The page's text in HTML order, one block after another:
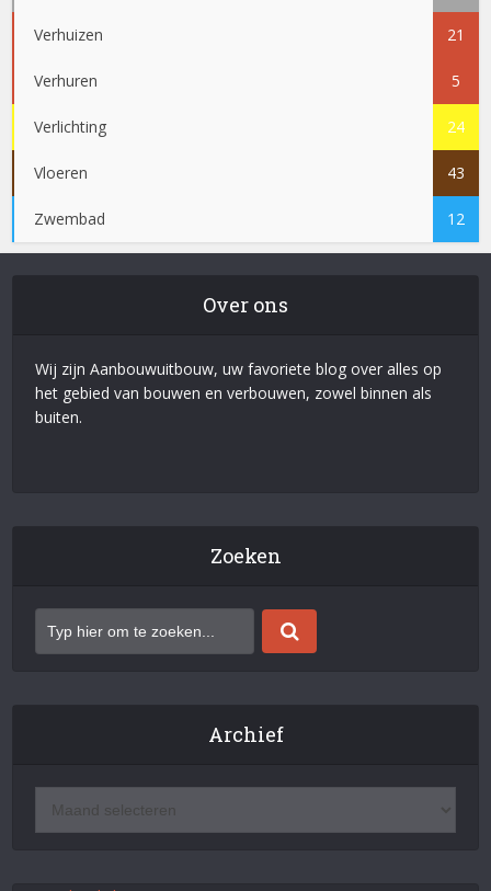
Verhuizen 21
Verhuren 5
Verlichting 24
Vloeren 43
Zwembad 12
Over ons
Wij zijn Aanbouwuitbouw, uw favoriete blog over alles op
het gebied van bouwen en verbouwen, zowel binnen als
buiten.
Zoeken
Archief